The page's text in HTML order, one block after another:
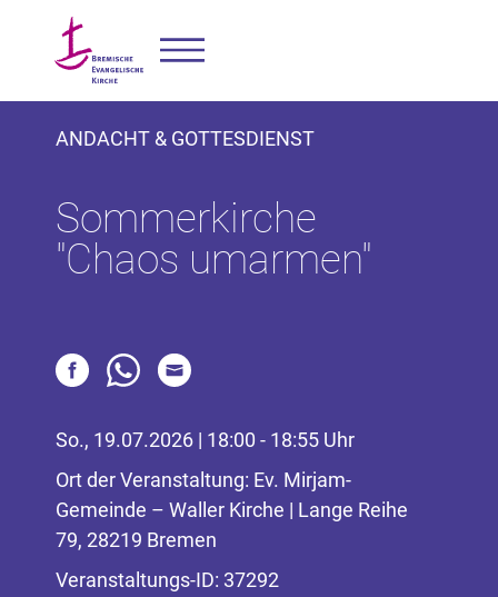
ANDACHT & GOTTESDIENST
Sommerkirche
"Chaos umarmen"
So., 19.07.2026 | 18:00 - 18:55 Uhr
Ort der Veranstaltung: Ev. Mirjam-
Gemeinde – Waller Kirche | Lange Reihe
79, 28219 Bremen
Veranstaltungs-ID: 37292